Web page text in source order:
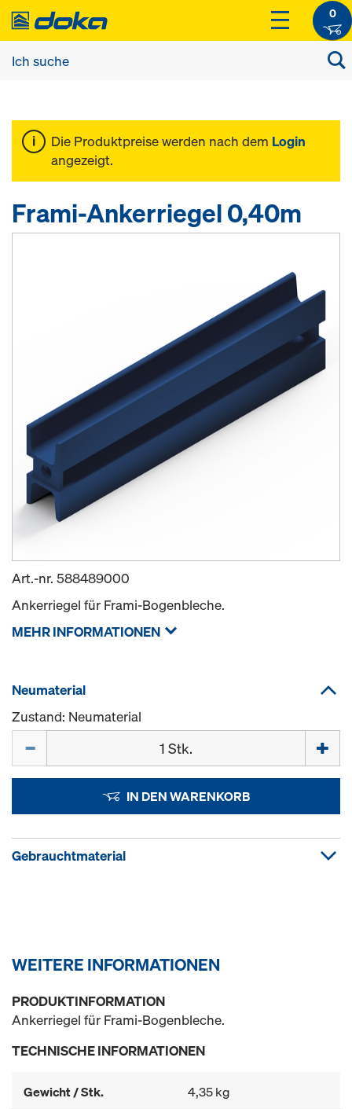
0
Die Produktpreise werden nach dem Login
angezeigt.
Frami-Ankerriegel 0,40m
Art.-nr. 588489000
Ankerriegel für Frami-Bogenbleche.
MEHR INFORMATIONEN
Neumaterial
Zustand: Neumaterial
IN DEN WARENKORB
Gebrauchtmaterial
WEITERE INFORMATIONEN
PRODUKTINFORMATION
Ankerriegel für Frami-Bogenbleche.
TECHNISCHE INFORMATIONEN
Gewicht / Stk. 4,35 kg